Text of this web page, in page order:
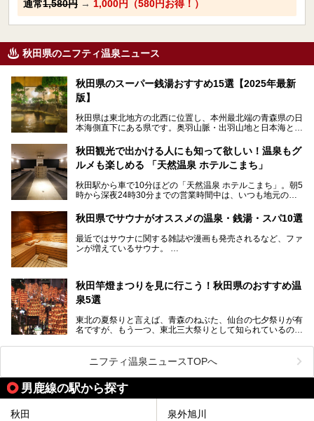
通常1,580円 → 1,000円（580円お得！）
秋田県のニフティ温泉ニュース
秋田県のスーパー銭湯おすすめ15選【2025年最新
版】
秋田県は東北地方の北西に位置し、本州最北端の青森県の日
本海側直下にある県です。奥羽山脈・出羽山地と日本海とい
界自然遺産に登録された白神山地のほか、多くの国立公園・
国定公園を擁しています。
「あきたこまち」に代表される米の生産量は国内第3位。米
ハタハタ・しょっつる（魚醤）といった独特の食材も豊富で
す。
げ」など、全国的に有名な催しも多い秋田県。観光旅行にも
役立つ、県内のおすすめスーパー銭湯＆立ち寄り湯情報をご
紹介します。
秋田観光で出かける人にも知って欲しい！温泉もグ
ルメも楽しめる 「天然温泉 ホテルこまち」
秋田駅から車で10分ほどの「天然温泉 ホテルこまち」。朝5
時から深夜24時30分までの営業時間中は、いつも地元の人
岩盤浴入り放題なのに1泊3,500円からと破格の安さ！
観光にも便利な「天然温泉 ホテルこまち」の魅力をたっぷ
りお届けします。
秋田県でサウナがオススメの温泉・銭湯・スパ10選
最近ではサウナに関する雑誌や漫画も発売されるなど、ファ
ンが増えているサウナ。
こだわりを持つ施設も増えています。
今回はそんな今話題のサウナが楽しめる、秋田県内にあるオ
ススメ温泉・銭湯・スパを10件まとめてご紹介します。
秋田竿燈まつりを見に行こう！秋田県のおすすめ温
泉5選
東北の夏祭りと言えば、青森のねぶた、仙台の七夕祭りが有
名ですが、もう一つ、東北三大祭りとして知られているのが
毎年8月3日から6日に行われる「秋田竿燈まつり」は、たく
さんの提灯をぶらさげた大きな竿燈を「ドッコイショ」の掛
け声にあわせて秋田駅周辺を練り歩きます。
竿燈の数は230本、１万個の提灯がまるで天の川のように連
なり、秋田の夜を照らします。
ニフティ温泉ニュースTOPへ
男鹿線の駅から探す
秋田 泉外旭川